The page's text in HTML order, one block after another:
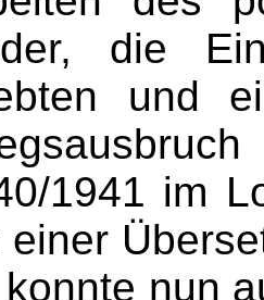
die
und
1941 im
einer
nun